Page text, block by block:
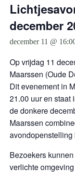
december
december 11 @
Op vrijdag 11
Maarssen (Oude
Dit evenement in
21.00 uur en staat
de donkere
Maarssen
avondopenstelling
Bezoekers
verlichte